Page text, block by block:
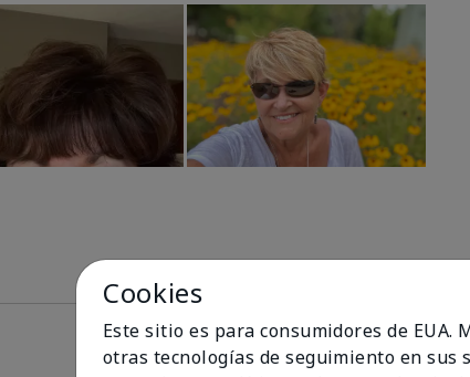
Cookies
Este sitio es para consumidores de EUA.
otras tecnologías de seguimiento en